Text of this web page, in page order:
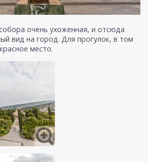
очень ухоженная, и отсюда
вид на город. Для прогулок, в том
место.